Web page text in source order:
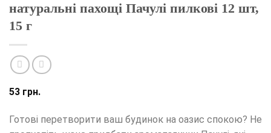
натуральні пахощі Пачулі пилкові 12 шт,
15 г
53 грн.
Готові перетворити ваш будинок на оазис спокою? Не